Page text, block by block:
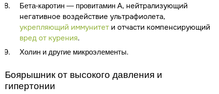
Бета-каротин — провитамин А, нейтрализующий
негативное воздействие ультрафиолета,
укрепляющий иммунитет и отчасти компенсирующий
вред от курения.
Холин и другие микроэлементы.
Боярышник от высокого давления и
гипертонии